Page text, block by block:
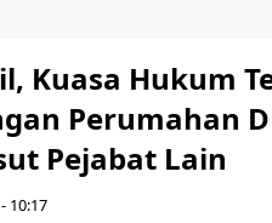
Kuasa Hukum
Perumahan
Pejabat Lain
10:17